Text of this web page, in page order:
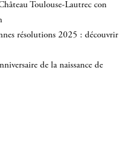
Toulouse-Lautrec con
résolutions 2025 : découvrir
de la naissance de